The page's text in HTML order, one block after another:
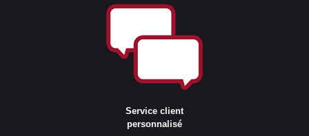
Service client
personnalisé